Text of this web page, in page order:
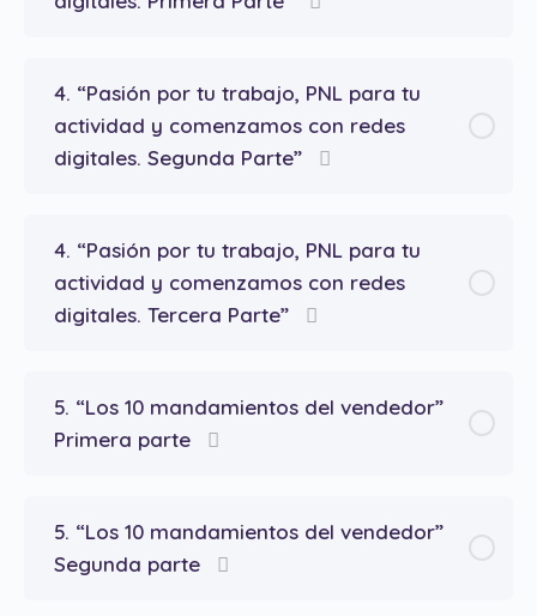
4. “Pasión por tu trabajo, PNL para tu
actividad y comenzamos con redes
digitales. Segunda Parte”
4. “Pasión por tu trabajo, PNL para tu
actividad y comenzamos con redes
digitales. Tercera Parte”
5. “Los 10 mandamientos del vendedor”
Primera parte
5. “Los 10 mandamientos del vendedor”
Segunda parte